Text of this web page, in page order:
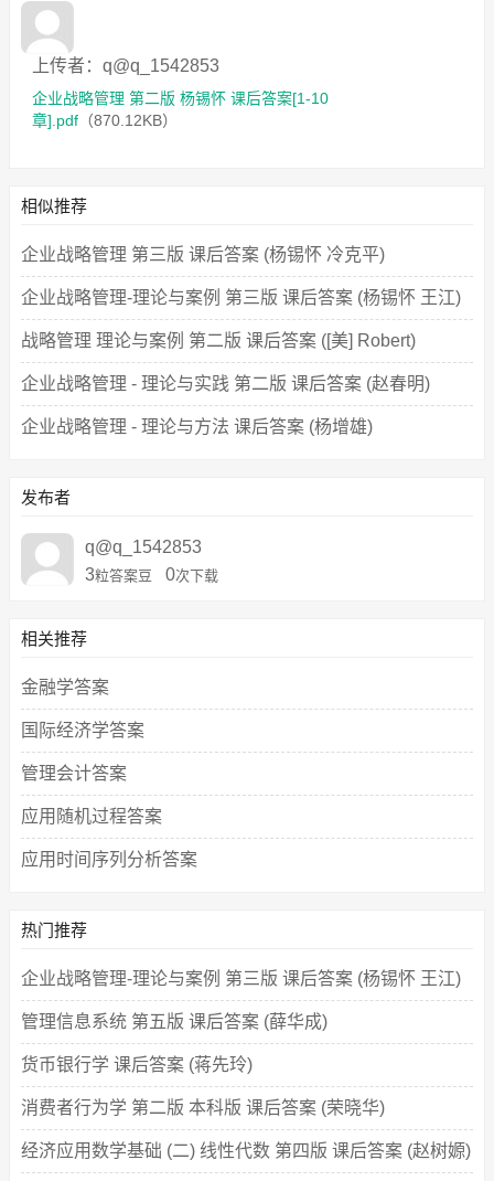
上传者：q@q_1542853
企业战略管理 第二版 杨锡怀 课后答案[1-10
章].pdf （870.12KB）
相似推荐
企业战略管理 第三版 课后答案 (杨锡怀 冷克平)
企业战略管理-理论与案例 第三版 课后答案 (杨锡怀 王江)
战略管理 理论与案例 第二版 课后答案 ([美] Robert)
企业战略管理 - 理论与实践 第二版 课后答案 (赵春明)
企业战略管理 - 理论与方法 课后答案 (杨增雄)
发布者
q@q_1542853
3粒答案豆 0次下载
相关推荐
金融学答案
国际经济学答案
管理会计答案
应用随机过程答案
应用时间序列分析答案
热门推荐
企业战略管理-理论与案例 第三版 课后答案 (杨锡怀 王江)
管理信息系统 第五版 课后答案 (薛华成)
货币银行学 课后答案 (蒋先玲)
消费者行为学 第二版 本科版 课后答案 (荣晓华)
经济应用数学基础 (二) 线性代数 第四版 课后答案 (赵树嫄)